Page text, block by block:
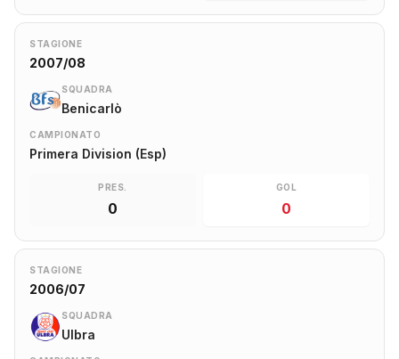
STAGIONE
2007/08
SQUADRA
Benicarlò
CAMPIONATO
Primera Division (Esp)
PRES.
0
GOL
0
STAGIONE
2006/07
SQUADRA
Ulbra